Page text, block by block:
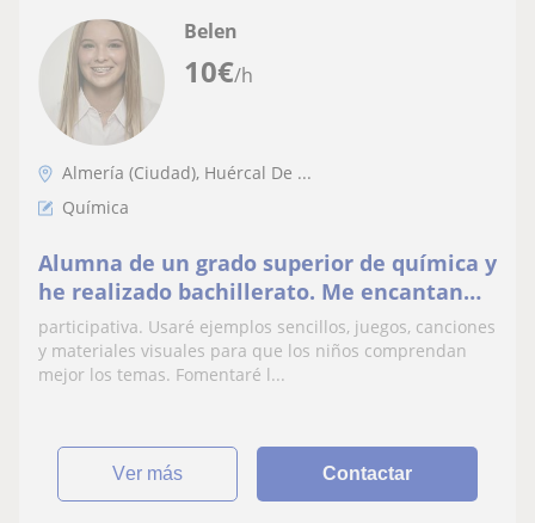
10€/h
Belen
Almería (Ciudad), Huércal De ...
Química
Alumna de un grado superior de química y
he realizado bachillerato. Me encantan
los niños, enseñar y hacer que se sientan
bien.
participativa. Usaré ejemplos sencillos, juegos, canciones
y materiales visuales para que los niños comprendan
mejor los temas. Fomentaré l...
ver más Contactar